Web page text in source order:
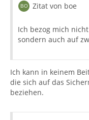
Zitat von boe
Ich bezog mich
sondern auch auf
Ich kann in keinem
die sich auf das
beziehen.